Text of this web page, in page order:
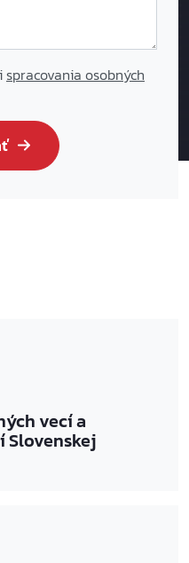
spracovania osobných
vecí a
Slovenskej